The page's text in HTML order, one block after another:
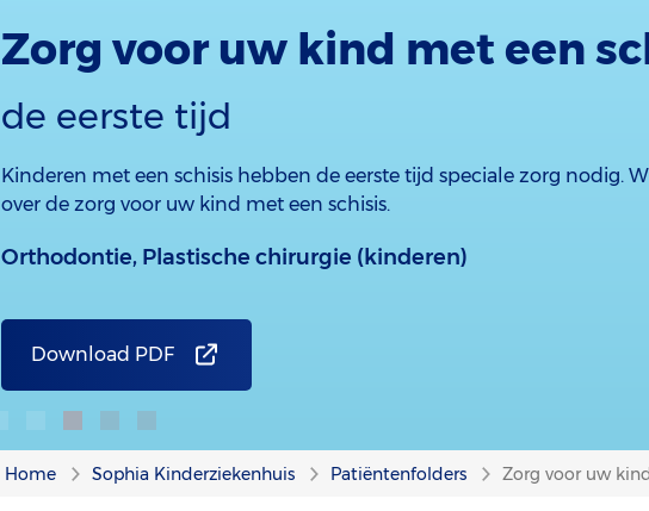
Zorg voor uw kind met een
de eerste tijd
Kinderen met een schisis hebben de eerste tijd speciale zorg nodig.
over de zorg voor uw kind met een schisis.
Orthodontie, Plastische chirurgie (kinderen)
Download PDF
Home Sophia Kinderziekenhuis Patiëntenfolders Zorg voor uw